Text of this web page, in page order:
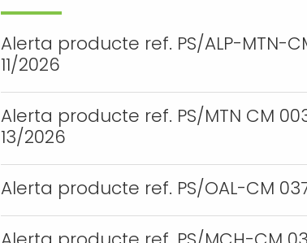
Alerta producte ref. PS/ALP-MTN-
11/2026
Alerta producte ref. PS/MTN CM
13/2026
Alerta producte ref. PS/OAL-CM